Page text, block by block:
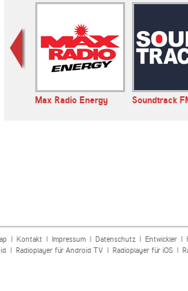
Max Radio Energy Soundtrack
| Kontakt| Impressum| Datenschutz| Entwickler|
| Radioplayer für Android TV| Radioplayer für iOS|